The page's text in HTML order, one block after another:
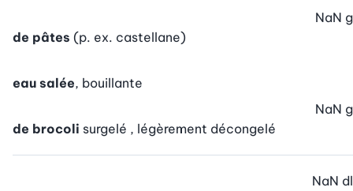
de pâtes (p. ex. castellane)
NaN g
eau salée, bouillante
de brocoli surgelé , légèrement décongelé
NaN g
NaN dl